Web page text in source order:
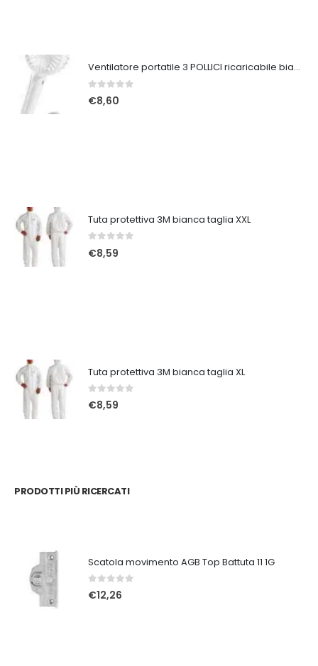
Ventilatore portatile 3 POLLICI ricaricabile bianco
Su 5
€8,60
Tuta protettiva 3M bianca taglia XXL
Su 5
€8,59
Tuta protettiva 3M bianca taglia XL
0Su 5
€8,59
PRODOTTI PIÙ RICERCATI
Scatola movimento AGB Top Battuta 11 1G
0Su 5
€12,26